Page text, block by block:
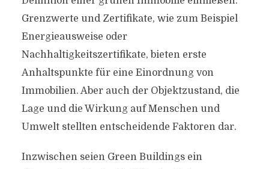
Grenzwerte und Zertifikate, wie zum Beispiel
Energieausweise oder
Nachhaltigkeitszertifikate, bieten erste
Anhaltspunkte für eine Einordnung von
Immobilien. Aber auch der Objektzustand, die
Lage und die Wirkung auf Menschen und
Umwelt stellten entscheidende Faktoren dar.
Inzwischen seien Green Buildings ein